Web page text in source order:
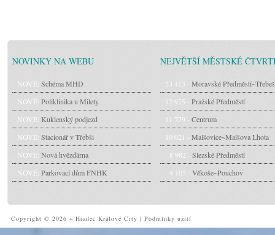
NOVINKY NA WEBU
NOVÉ: Schéma MHD
NOVÉ: Poliklinika u Milety
NOVÉ: Kuklenský podjezd
NOVÉ: Stacionář v Třebši
NOVÉ: Nová hvězdárna
NOVÉ: Parkovací dům FNHK
NEJVĚTŠÍ MĚSTSKÉ
23 413 - Moravské Předměstí~Třebeš
12 975 - Pražské Předměstí
11 779 - Centrum
10 021 - Malšovice~Malšova Lhota
8 982 - Slezské Předměstí
4 105 - Věkoše~Pouchov
Copyright © 2026 ~ Hradec Králové City | Podmínky užití